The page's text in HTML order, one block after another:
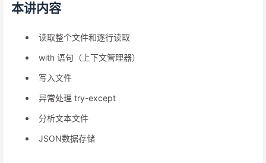
本讲内容
读取整个文件和逐行读取
with 语句（上下文管理器）
写入文件
异常处理 try-except
分析文本文件
JSON数据存储